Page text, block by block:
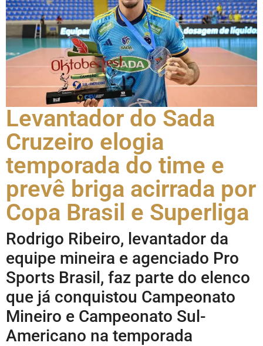
Levantador do Sada
Cruzeiro elogia
temporada do time e
prevê briga acirrada por
Copa Brasil e Superliga
Rodrigo Ribeiro, levantador da
equipe mineira e agenciado Pro
Sports Brasil, faz parte do elenco
que já conquistou Campeonato
Mineiro e Campeonato Sul-
Americano na temporada